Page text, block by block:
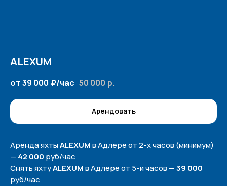
ALEXUM
от 39 000 ₽/час 50 000р.
Арендовать
Аренда яхтыALEXUMв Адлере от 2-х часов (минимум)
— 42 000 руб/час
Снять яхтуALEXUMв Адлере от 5-и часов —39 000
руб/час